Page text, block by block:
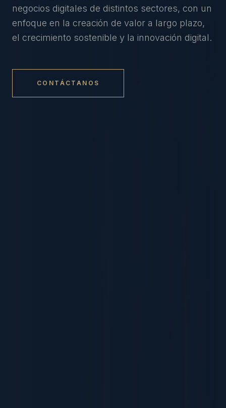
negocios digitales de distintos sectores, con un
enfoque en la creación de valor a largo plazo,
el crecimiento sostenible y la innovación digital.
CONTÁCTANOS